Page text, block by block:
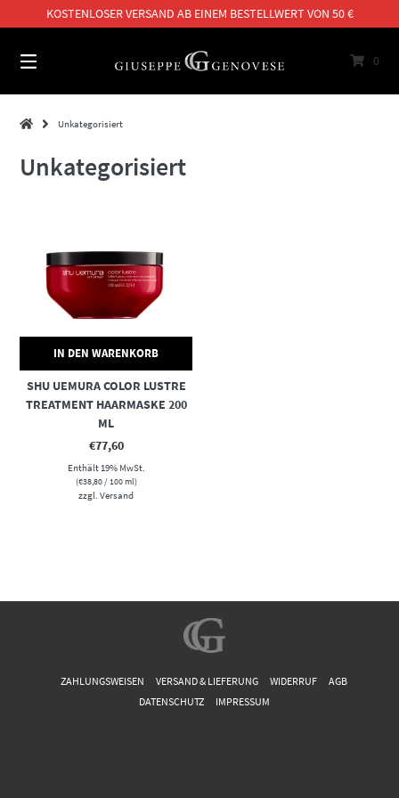
zum
KOSTENLOSER VERSAND AB EINEM BESTELLWERT VON 50 €
0
Unkategorisiert
Unkategorisiert
IN DEN WARENKORB
SHU UEMURA COLOR LUSTRE
TREATMENT HAARMASKE 200
ML
€77,60
Enthält 19% MwSt.
(€38,80/ 100 ml)
zzgl.Versand
ZAHLUNGSWEISEN VERSAND & LIEFERUNG WIDERRUF
AGB
DATENSCHUTZ
IMPRESSUM